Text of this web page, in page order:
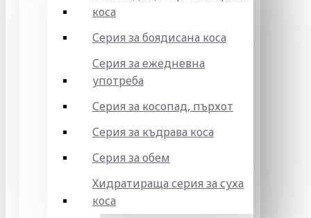
коса
Серия за боядисана коса
Серия за ежедневна
употреба
Серия за косопад, пърхот
Серия за къдрава коса
Серия за обем
Хидратираща серия за суха
коса